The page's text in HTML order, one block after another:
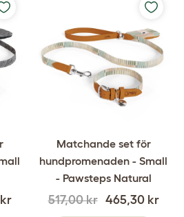
Matchande set för
hundpromenaden - Small
- Pawsteps Natural
517,00 kr 465,30 kr